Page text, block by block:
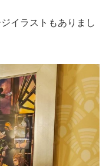
ジイラストもありまし